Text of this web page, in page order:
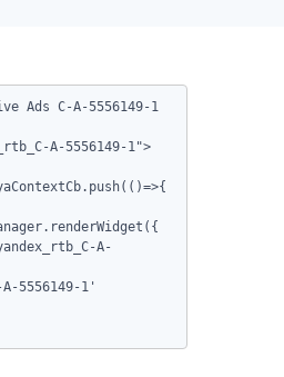
Ads C-A-5556149-1
A-5556149-1">